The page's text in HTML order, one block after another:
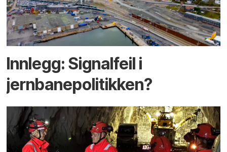
Innlegg: Signalfeil i
jernbanepolitikken?